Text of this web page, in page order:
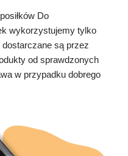
Do
wykorzystujemy tylko
dostarczane są przez
od sprawdzonych
w przypadku dobrego